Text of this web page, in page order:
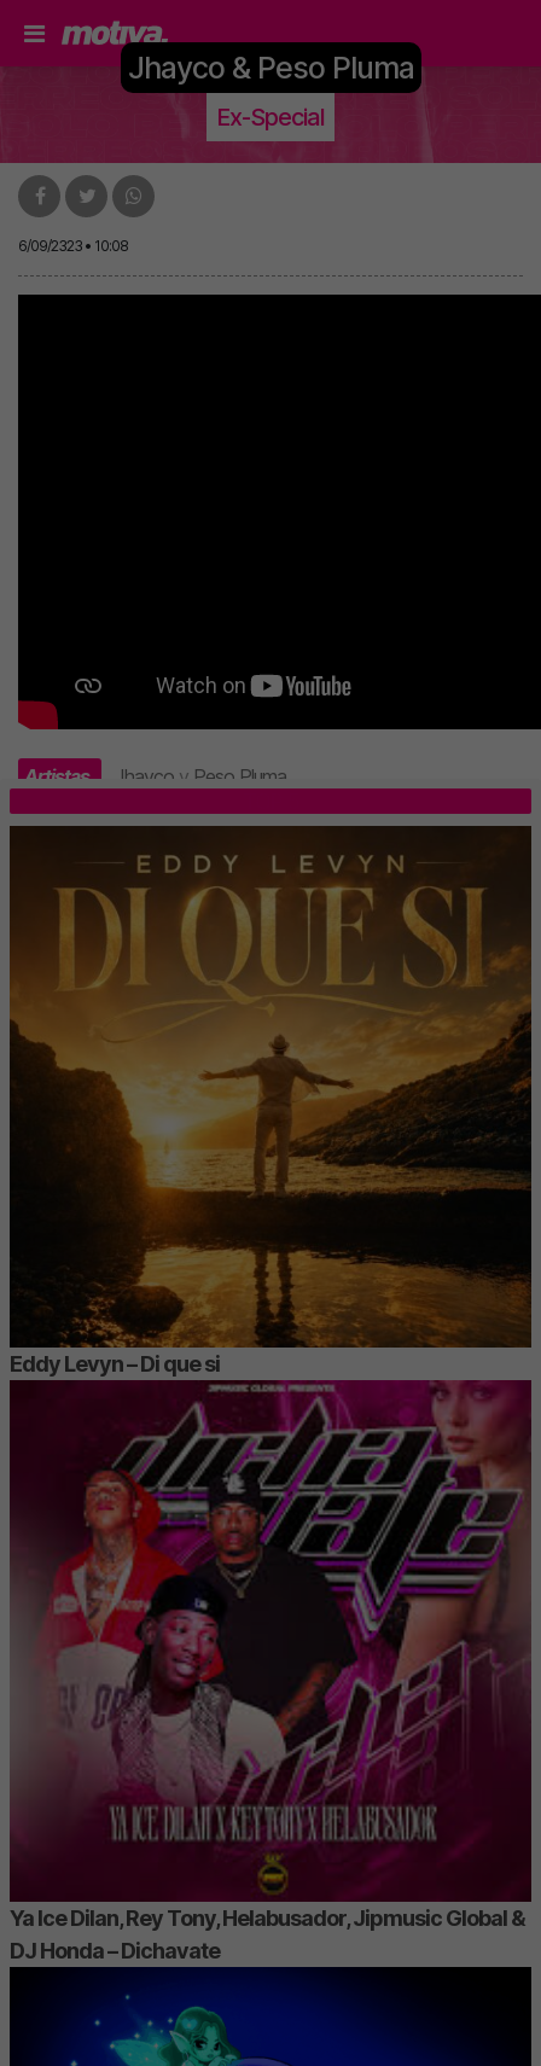
Jhayco & Peso Pluma
Ex-Special
6/09/2323 • 10:08
Artistas Jhayco y Peso Pluma
Eddy Levyn – Di que si
Ya Ice Dilan, Rey Tony, Helabusador, Jipmusic Global &
DJ Honda – Dichavate